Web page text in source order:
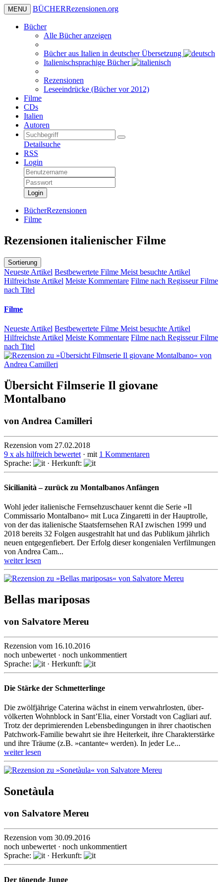
MENU BÜCHERRezensionen.org
Bücher
Alle Bücher anzeigen
Bücher aus Italien in deutscher Übersetzung
Italienischsprachige Bücher
Rezensionen
Leseeindrücke (Bücher vor 2012)
Filme
CDs
Italien
Autoren
Detailsuche
RSS
Login
Login
BücherRezensionen
Filme
Rezensionen italienischer Filme
Sortierung
Neueste Artikel Bestbewertete Filme Meist besuchte Artikel
Hilfreichste Artikel Meiste Kommentare Filme nach RegisseurFilme
nach Titel
Filme
Neueste Artikel Bestbewertete Filme Meist besuchte Artikel
Hilfreichste Artikel Meiste Kommentare Filme nach RegisseurFilme
nach Titel
Übersicht Filmserie Il giovane
Montalbano
von Andrea Camilleri
Rezension vom 27.02.2018
9 x als hilfreich bewertet · mit 1 Kommentaren
Sprache:
· Herkunft:
Sicilianità – zurück zu Montalbanos Anfängen
Wohl jeder italienische Fernsehzuschauer kennt die Serie »Il
Commissario Montalbano« mit Luca Zinga­retti in der Haupt­rolle,
von der das italie­nische Staats­fernsehen RAI zwischen 1999 und
2018 bereits 32 Folgen ausge­strahlt hat und das Publikum jährlich
neuen entgegenfiebert. Der Erfolg dieser kon­genialen Verfil­mungen
von Andrea Cam...
weiter lesen
Bellas mariposas
von Salvatore Mereu
Rezension vom 16.10.2016
noch unbewertet · noch unkommentiert
Sprache:
· Herkunft:
Die Stärke der Schmetterlinge
Die zwölfjährige Caterina wächst in einem verwahr­losten, über­
völker­ten Wohn­block in Sant’Elia, einer Vorstadt von Cagliari auf.
Trotz der deprimie­renden Lebens­bedin­gun­gen in ihrer chaoti­schen
Patch­work-Familie bewahrt sie ihre Heiter­keit, ihre Charak­ter­stärke
und ihre Träume (z.B. »cantante« werden). In jeder Le...
weiter lesen
Sonetàula
von Salvatore Mereu
Rezension vom 30.09.2016
noch unbewertet · noch unkommentiert
Sprache:
· Herkunft:
Der tönende Junge